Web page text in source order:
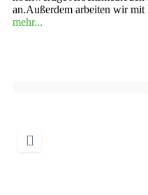
an.Außerdem arbeiten wir
mehr...